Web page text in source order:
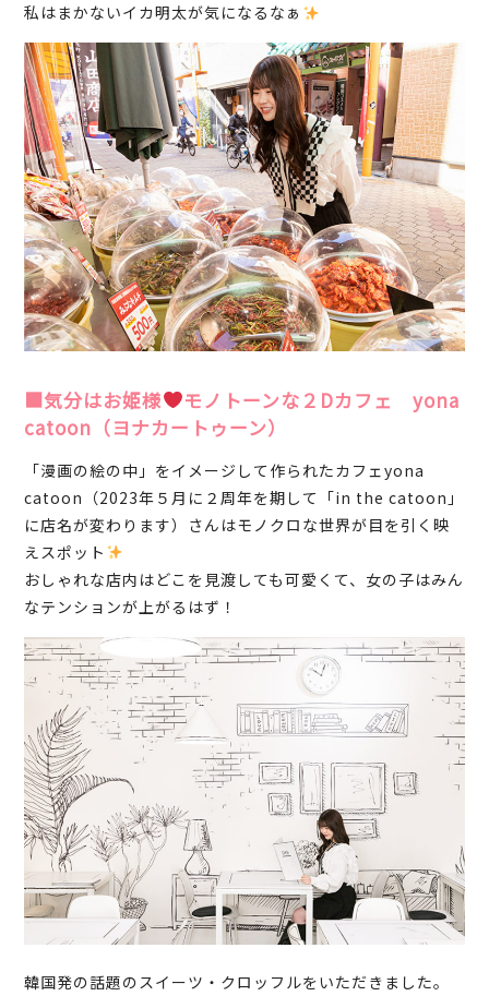
私はまかないイカ明太が気になるなぁ
■気分はお姫様
モノトーンな２Dカフェ yona
catoon（ヨナカートゥーン）
「漫画の絵の中」をイメージして作られたカフェyona
catoon（2023年５月に２周年を期して「in the catoon」
に店名が変わります）さんはモノクロな世界が目を引く映
えスポット
おしゃれな店内はどこを見渡しても可愛くて、女の子はみん
なテンションが上がるはず！
韓国発の話題のスイーツ・クロッフルをいただきました。